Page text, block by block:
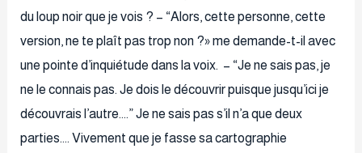
du loup noir que je vois ? – “Alors, cette personne, cette
version, ne te plaît pas trop non ?» me demande-t-il avec
une pointe d’inquiétude dans la voix. – “Je ne sais pas, je
ne le connais pas. Je dois le découvrir puisque jusqu’ici je
découvrais l’autre….” Je ne sais pas s’il n’a que deux
parties…. Vivement que je fasse sa cartographie